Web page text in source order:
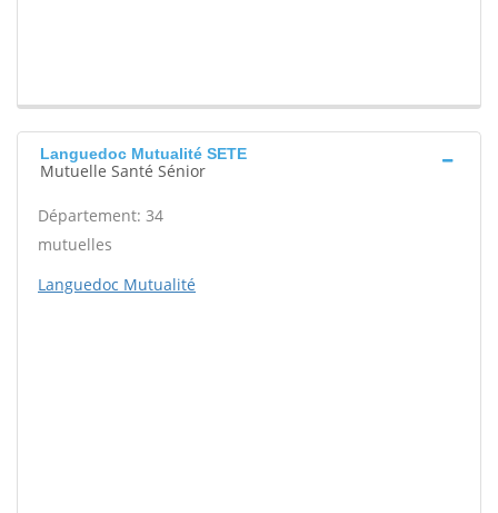
Languedoc Mutualité SETE
Mutuelle Santé Sénior
Département: 34
mutuelles
Languedoc Mutualité